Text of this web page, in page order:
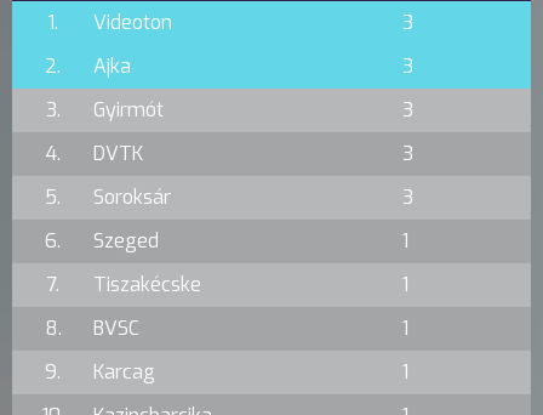
1. Videoton
3
2.
Ajka
3
3.
Gyirmót
3
4.
DVTK
3
5.
Soroksár
3
6.
Szeged
1
7.
Tiszakécske
1
8.
BVSC
1
9.
Karcag
1